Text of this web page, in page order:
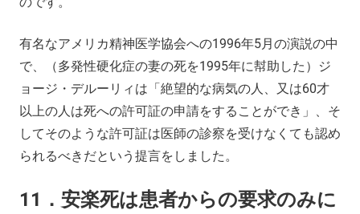
有名なアメリカ精神医学協会への1996年5月の演説の中
で、（多発性硬化症の妻の死を1995年に幇助した）ジ
ョージ・デルーリィは「絶望的な病気の人、又は60才
以上の人は死への許可証の申請をすることができ」、そ
してそのような許可証は医師の診察を受けなくても認め
られるべきだという提言をしました。
11．安楽死は患者からの要求のみに